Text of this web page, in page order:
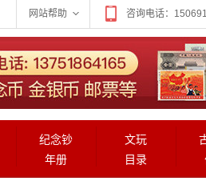
网站帮助 咨询电话：
纪念钞 文玩
年册 目录